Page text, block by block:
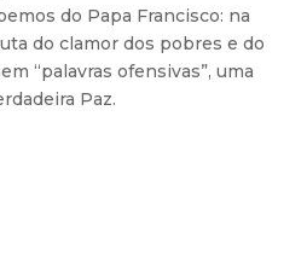
do Papa Francisco: na
do clamor dos pobres e do
“palavras ofensivas”, uma
Paz.